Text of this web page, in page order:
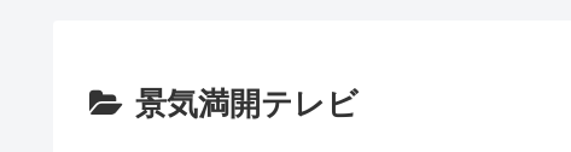
景気満開テレビ